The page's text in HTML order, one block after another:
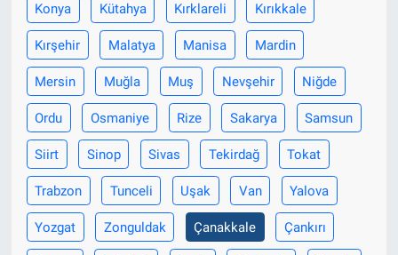
Konya Kütahya Kırklareli Kırıkkale
Kırşehir Malatya Manisa Mardin
Mersin Muğla Muş Nevşehir Niğde
Ordu Osmaniye Rize Sakarya Samsun
Siirt Sinop Sivas Tekirdağ Tokat
Trabzon Tunceli Uşak Van Yalova
Yozgat Zonguldak Çanakkale Çankırı